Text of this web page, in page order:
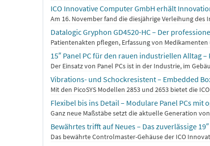
ICO Innovative Computer GmbH erhält
Am 16. November fand die diesjährige Verleihung
Datalogic Gryphon GD4520-HC – Der
Patientenakten pflegen, Erfassung von
15″ Panel PC für den rauen industriellen Alltag
Der Einsatz von Panel PCs ist in der Industrie, im
Vibrations- und Schockresistent – Embedded
Mit den PicoSYS Modellen 2853 und 2653 bietet die
Flexibel bis ins Detail – Modulare Panel PCs
Ganz neue Maßstäbe setzt die aktuelle Generation
Bewährtes trifft auf Neues – Das zuverlässige
Das bewährte Controlmaster-Gehäuse der ICO